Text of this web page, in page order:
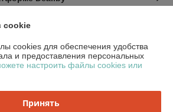
«ПринтТоргБел»
г. Минск, Ковалевской, д.54, корп.1, каб.
ЕГР: 193734220
cookie
cookies для обеспечения удобства
и предоставления персональных
настроить файлы cookies или
Принять